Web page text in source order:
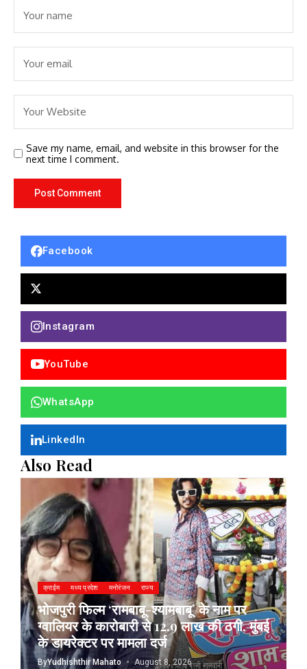
Save my name, email, and website in this browser for the
next time I comment.
Facebook
Instagram
YouTube
WhatsApp
LinkedIn
Also Read
क्राईम मध्य प्रदेश मनोरंजन राज्य
भोजपुरी फिल्म ‘रामबाबू-श्यामबाबू’ के नाम पर
ग्वालियर के कारोबारी से 12.9 लाख की ठगी, मुंबई
के डायरेक्टर पर मामला दर्ज
ByYudhishthir Mahato August 8, 2026